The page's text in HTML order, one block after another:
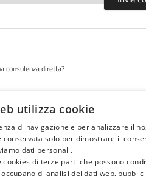
consulenza diretta?
utilizza cookie
di navigazione e per analizzare il
solo per dimostrare il
dati personali.
di terze parti che possono
di analisi dei dati web,